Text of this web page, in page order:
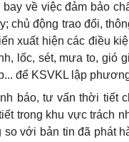
bayvề việc đảm bảo
chủ động trao đổi,
xuất hiện các điều
lốc, sét, mưa to, gió
để KSVKL lập
nh báo, tư vấn thời tiết
trong khu vực trách
so với bản tin đã phát